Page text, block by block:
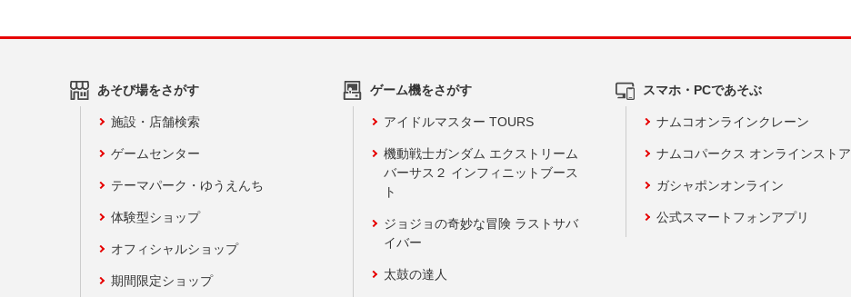
あそび場をさがす
施設・店舗検索
ゲームセンター
テーマパーク・ゆうえんち
体験型ショップ
オフィシャルショップ
期間限定ショップ
ゲーム機をさがす
アイドルマスター TOURS
機動戦士ガンダム エクストリーム
バーサス２ インフィニットブース
ト
ジョジョの奇妙な冒険 ラストサバ
イバー
太鼓の達人
スマホ・PCであそぶ
ナムコオンラインクレーン
ナムコパークス オンラインストア
ガシャポンオンライン
公式スマートフォンアプリ